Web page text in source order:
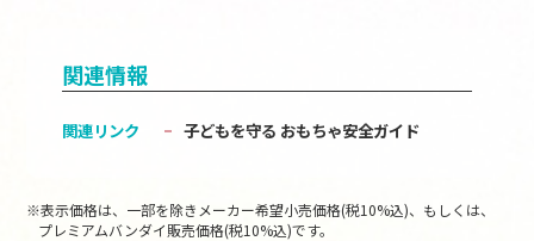
関連情報
関連リンク 子どもを守る おもちゃ安全ガイド
※表示価格は、一部を除きメーカー希望小売価格(税10%込)、もしくは、
プレミアムバンダイ販売価格(税10%込)です。